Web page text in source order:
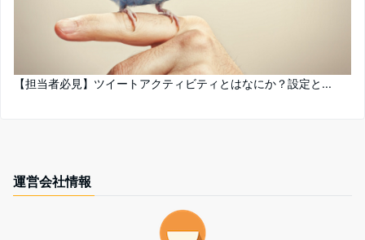
【担当者必見】ツイートアクティビティとはなにか？設定と...
運営会社情報